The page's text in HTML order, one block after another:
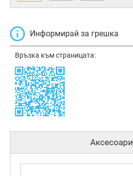
Информирай за грешка
Връзка към страницата:
Аксесоари